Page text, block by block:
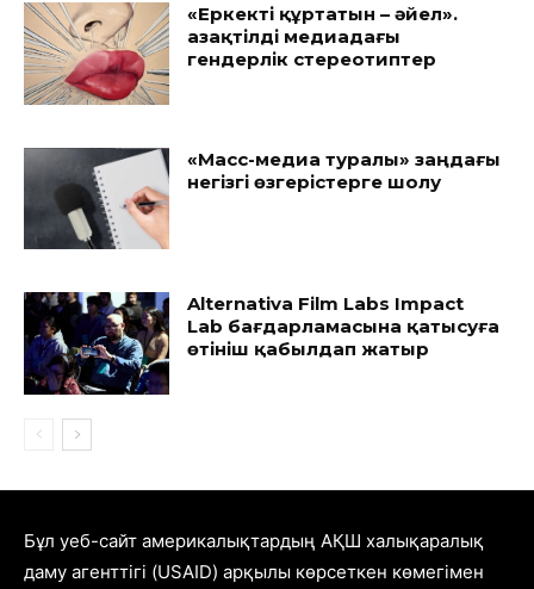
«Еркекті құртатын – әйел».
Қазақтілді медиадағы
гендерлік стереотиптер
«Масс-медиа туралы» заңдағы
негізгі өзгерістерге шолу
Alternativa Film Labs Impact
Lab бағдарламасына қатысуға
өтініш қабылдап жатыр
Бұл уеб-сайт америкалықтардың АҚШ халықаралық
даму агенттігі (USAID) арқылы көрсеткен көмегімен